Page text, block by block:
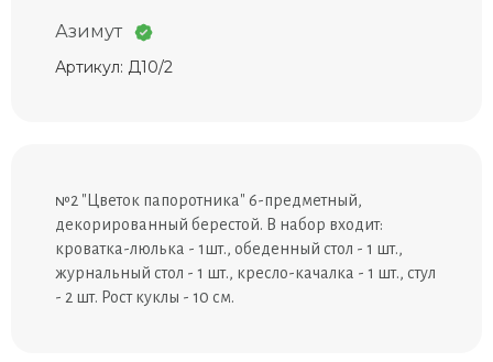
Азимут
Артикул: Д10/2
№2 "Цветок папоротника" 6-предметный,
декорированный берестой. В набор входит:
кроватка-люлька - 1шт., обеденный стол - 1 шт.,
журнальный стол - 1 шт., кресло-качалка - 1 шт., стул
- 2 шт. Рост куклы - 10 см.